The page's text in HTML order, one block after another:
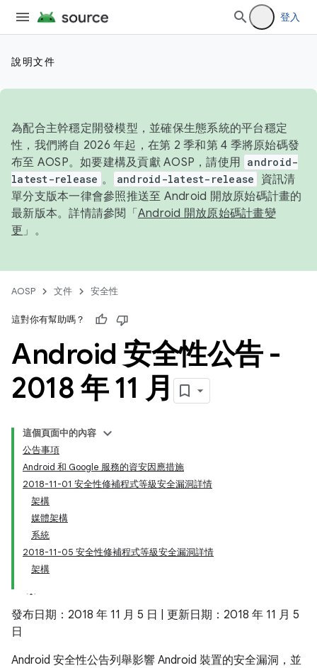
登入
說明文件
為配合主幹穩定開發模型，並確保生態系統的平台穩定
性，我們將自 2026 年起，在第 2 季和第 4 季將原始碼發
布至 AOSP。如要建構及貢獻 AOSP，請使用 android-
latest-release 。 android-latest-release
資訊清
單分支版本一律會參照推送至 Android 開放原始碼計畫的
最新版本。詳情請參閱「 Android 開放原始碼計畫變
更 」。
AOSP 文件 安全性
這對你有幫助嗎？
Android 安全性公告 -
2018 年 11 月
這個頁面中的內容
公告事項
Android 和 Google 服務的資安因應措施
2018-11-01 安全性修補程式等級安全漏洞詳情
架構
媒體架構
系統
2018-11-05 安全性修補程式等級安全漏洞詳情
架構
發布日期：2018 年 11 月 5 日 | 更新日期：2018 年 11 月 5
日
Android 安全性公告列舉影響 Android 裝置的安全漏洞，並